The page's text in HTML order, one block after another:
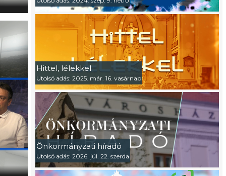
Vendégünk: Pali Róbert, Vonyarcvashegy
Vendégünk: Gál Lajos, Gyenesdiás polgármestere
Hittel, lélekkel
Utolsó adás: 2025. már. 16. vasárnap
Önkormányzati híradó
Utolsó adás: 2026. júl. 22. szerda